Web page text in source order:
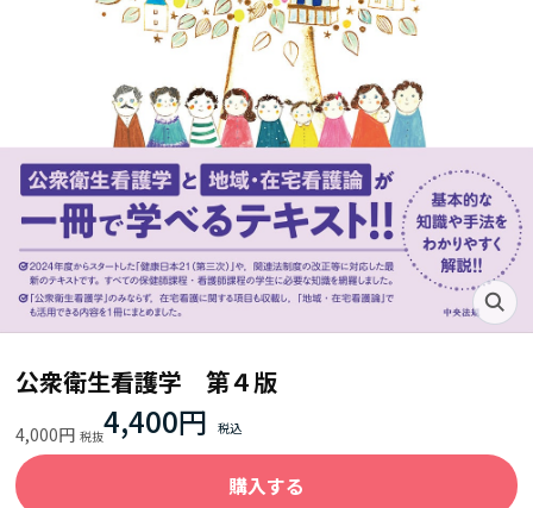
公衆衛生看護学 第４版
4,000円 4,400円
購入する